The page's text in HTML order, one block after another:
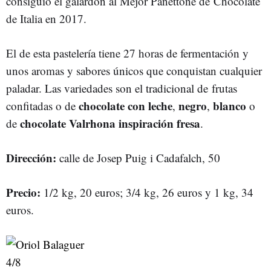
de Italia en 2017.
El de esta pastelería tiene 27 horas de fermentación y
unos aromas y sabores únicos que conquistan cualquier
paladar. Las variedades son el tradicional de frutas
confitadas o de chocolate con leche, negro, blanco o
de chocolate Valrhona inspiración fresa.
Dirección: calle de Josep Puig i Cadafalch, 50
Precio: 1/2 kg, 20 euros; 3/4 kg, 26 euros y 1 kg, 34
euros.
4/8